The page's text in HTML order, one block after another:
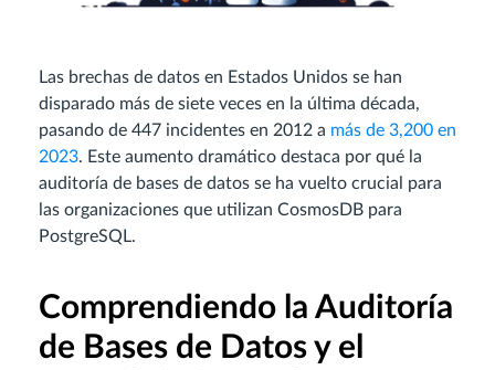
Las brechas de datos en Estados Unidos se han
disparado más de siete veces en la última década,
pasando de 447 incidentes en 2012 a más de 3,200 en
2023. Este aumento dramático destaca por qué la
auditoría de bases de datos se ha vuelto crucial para
las organizaciones que utilizan CosmosDB para
PostgreSQL.
Comprendiendo la Auditoría
de Bases de Datos y el